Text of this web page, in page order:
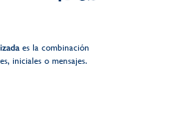
es la combinación
iniciales o mensajes.